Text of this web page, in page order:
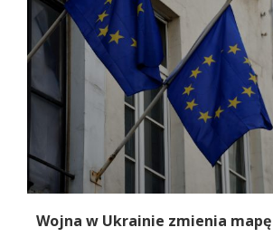
Wojna w Ukrainie zmienia